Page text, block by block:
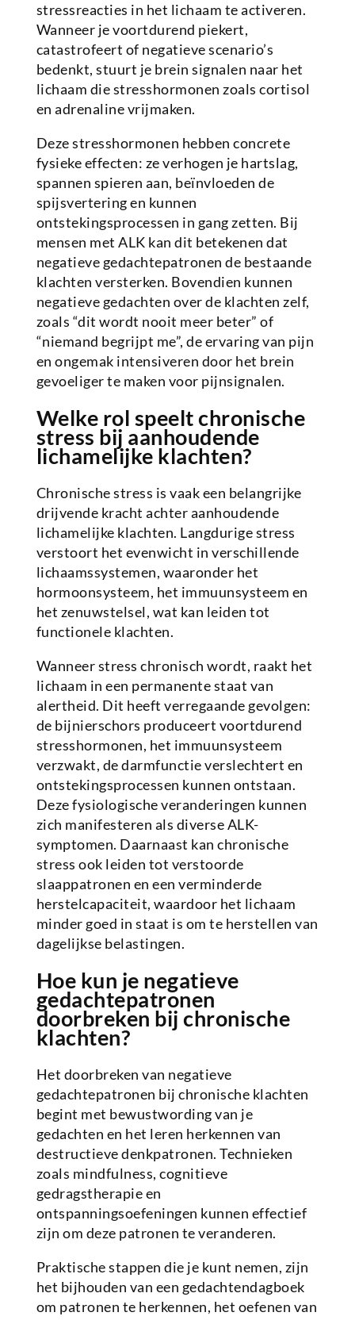
stressreacties in het lichaam te activeren.
Wanneer je voortdurend piekert,
catastrofeert of negatieve scenario’s
bedenkt, stuurt je brein signalen naar het
lichaam die stresshormonen zoals cortisol
en adrenaline vrijmaken.
Deze stresshormonen hebben concrete
fysieke effecten: ze verhogen je hartslag,
spannen spieren aan, beïnvloeden de
spijsvertering en kunnen
ontstekingsprocessen in gang zetten. Bij
mensen met ALK kan dit betekenen dat
negatieve gedachtepatronen de bestaande
klachten versterken. Bovendien kunnen
negatieve gedachten over de klachten zelf,
zoals “dit wordt nooit meer beter” of
“niemand begrijpt me”, de ervaring van pijn
en ongemak intensiveren door het brein
gevoeliger te maken voor pijnsignalen.
Welke rol speelt chronische
stress bij aanhoudende
lichamelijke klachten?
Chronische stress is vaak een belangrijke
drijvende kracht achter aanhoudende
lichamelijke klachten. Langdurige stress
verstoort het evenwicht in verschillende
lichaamssystemen, waaronder het
hormoonsysteem, het immuunsysteem en
het zenuwstelsel, wat kan leiden tot
functionele klachten.
Wanneer stress chronisch wordt, raakt het
lichaam in een permanente staat van
alertheid. Dit heeft verregaande gevolgen:
de bijnierschors produceert voortdurend
stresshormonen, het immuunsysteem
verzwakt, de darmfunctie verslechtert en
ontstekingsprocessen kunnen ontstaan.
Deze fysiologische veranderingen kunnen
zich manifesteren als diverse ALK-
symptomen. Daarnaast kan chronische
stress ook leiden tot verstoorde
slaappatronen en een verminderde
herstelcapaciteit, waardoor het lichaam
minder goed in staat is om te herstellen van
dagelijkse belastingen.
Hoe kun je negatieve
gedachtepatronen
doorbreken bij chronische
klachten?
Het doorbreken van negatieve
gedachtepatronen bij chronische klachten
begint met bewustwording van je
gedachten en het leren herkennen van
destructieve denkpatronen. Technieken
zoals mindfulness, cognitieve
gedragstherapie en
ontspanningsoefeningen kunnen effectief
zijn om deze patronen te veranderen.
Praktische stappen die je kunt nemen, zijn
het bijhouden van een gedachtendagboek
om patronen te herkennen, het oefenen van